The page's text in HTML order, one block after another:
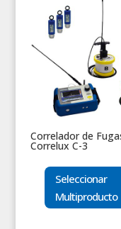
Correlador de
Correlux C-3
Seleccionar
Multiproducto